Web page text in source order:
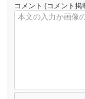
コメント (コメント掲